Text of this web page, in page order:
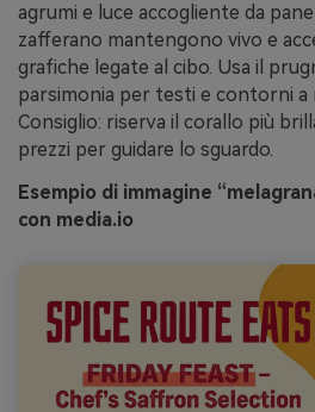
agrumi e luce accogliente da
zafferano mantengono vivo e
grafiche legate al cibo. Usa il
parsimonia per testi e contorni a
Consiglio: riserva il corallo più
prezzi per guidare lo sguardo.
Esempio di immagine
con media.io